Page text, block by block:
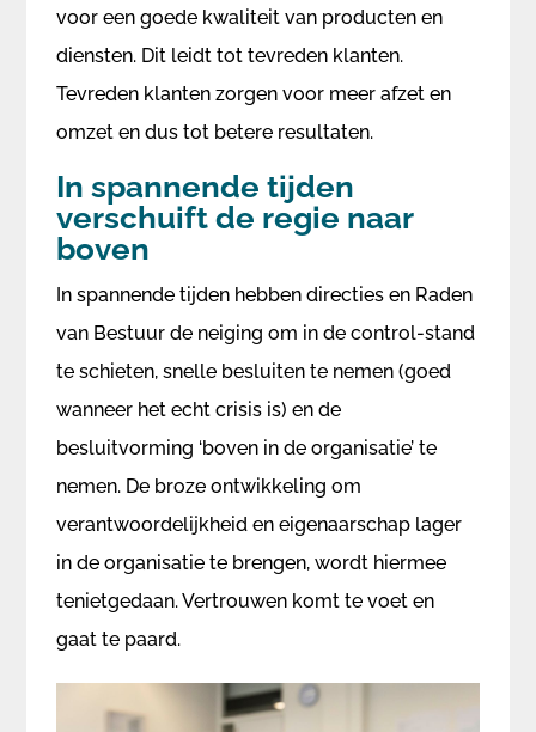
voor een goede kwaliteit van producten en
diensten. Dit leidt tot tevreden klanten.
Tevreden klanten zorgen voor meer afzet en
omzet en dus tot betere resultaten.
In spannende tijden
verschuift de regie naar
boven
In spannende tijden hebben directies en Raden
van Bestuur de neiging om in de control-stand
te schieten, snelle besluiten te nemen (goed
wanneer het echt crisis is) en de
besluitvorming ‘boven in de organisatie’ te
nemen. De broze ontwikkeling om
verantwoordelijkheid en eigenaarschap lager
in de organisatie te brengen, wordt hiermee
tenietgedaan. Vertrouwen komt te voet en
gaat te paard.